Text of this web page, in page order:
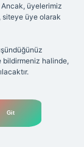
Ancak, üyelerimiz
siteye üye olarak
bildirmeniz halinde,